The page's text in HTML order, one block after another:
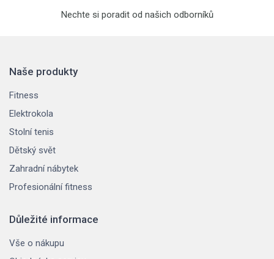
Nechte si poradit od našich odborníků
Naše produkty
Fitness
Elektrokola
Stolní tenis
Dětský svět
Zahradní nábytek
Profesionální fitness
Důležité informace
Vše o nákupu